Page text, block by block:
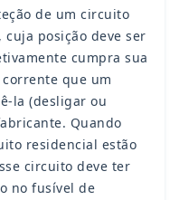
de um circuito
posição deve ser
cumpra sua
que um
la (desligar ou
Quando
residencial estão
circuito deve ter
no fusível de